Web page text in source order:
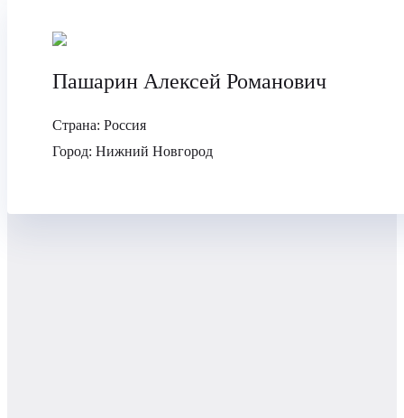
Пашарин Алексей Романович
Страна: Россия
Город: Нижний Новгород